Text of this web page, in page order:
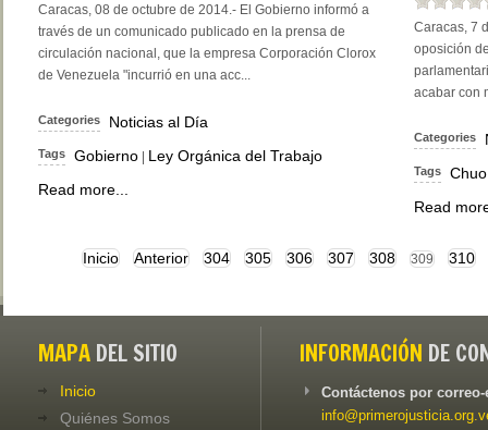
Caracas, 08 de octubre de 2014.- El Gobierno informó a
través de un comunicado publicado en la prensa de
circulación nacional, que la empresa Corporación Clorox
de Venezuela "incurrió en una acc...
Categories Noticias al Día
Tags Gobierno | Ley Orgánica del Trabajo
Read more...
Caracas, 7
oposición
acabar con
Categories
Tags
Read
Inicio Anterior 304 305 306 307 308 309 310
MAPA DEL SITIO
Inicio
Quiénes Somos
INFORMACIÓN DE
Contáctenos por